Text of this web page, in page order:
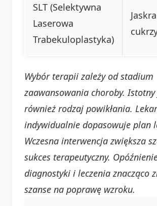
SLT (Selektywna
Laserowa
Trabekuloplastyka)
Wybór terapii zależy od stadium
zaawansowania choroby.
również rodzaj powikłania.
indywidualnie dopasowuje plan
Wczesna interwencja zwiększa
sukces terapeutyczny.
diagnostyki i leczenia znacząco
szanse na poprawę wzroku.